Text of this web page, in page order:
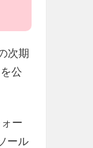
次期
公
ー
ール